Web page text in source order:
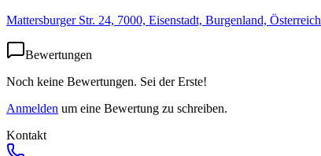
Mattersburger Str. 24, 7000, Eisenstadt, Burgenland, Österreich
Bewertungen
Noch keine Bewertungen. Sei der Erste!
Anmelden um eine Bewertung zu schreiben.
Kontakt